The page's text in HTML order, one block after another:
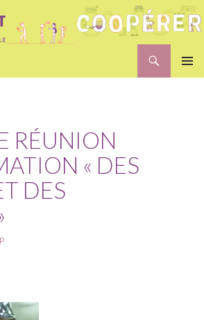
RÉUNION
« DES
DES